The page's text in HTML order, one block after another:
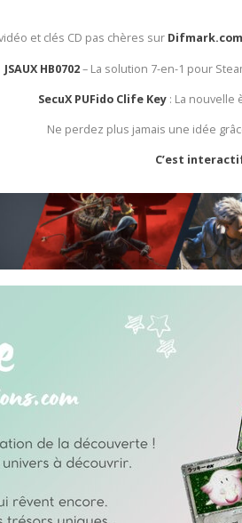
et clés CD pas chères sur Difmark.com
JSAUX HB0702– La solution 7-en-1 pour
SecuX PUFido Clife Key : La nouvelle
Ne perdez plus jamais une idée
C’est